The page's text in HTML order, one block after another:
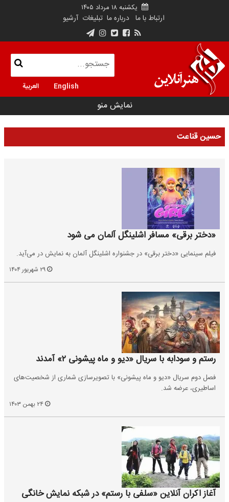
یکشنبه ۱۸ مرداد ۱۴۰۵
ارتباط با ما درباره ما تبلیغات آرشیو
English العربية
نمایش منو
حسین قناعت
«دختر برقی» مسافر اشلینگل آلمان می شود
فیلم سینمایی «دختر برقی» در جشنواره اشلینگل آلمان به نمایش در می‌آید.
رستم و سودابه با سریال «دیو و ماه پیشونی ۲» آمدند
فصل دوم سریال «دیو و ماه پیشونی» با تصویرسازی شماری از شخصیت‌های
اساطیری، عرضه شد.
آغاز اکران آنلاین «سلفی با رستم» در شبکه نمایش خانگی